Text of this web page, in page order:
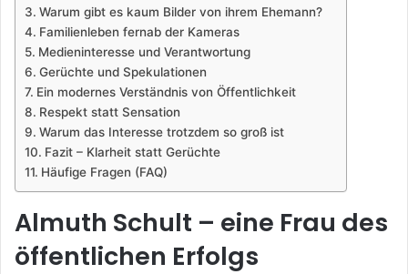
Warum gibt es kaum Bilder von ihrem Ehemann?
Familienleben fernab der Kameras
Medieninteresse und Verantwortung
Gerüchte und Spekulationen
Ein modernes Verständnis von Öffentlichkeit
Respekt statt Sensation
Warum das Interesse trotzdem so groß ist
Fazit – Klarheit statt Gerüchte
Häufige Fragen (FAQ)
Almuth Schult – eine Frau des
öffentlichen Erfolgs